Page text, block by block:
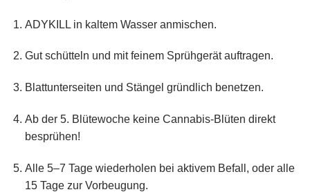
ADYKILL in kaltem Wasseranmischen.
Gut schütteln und mit feinem Sprühgerät auftragen.
Blattunterseiten und Stängel gründlich benetzen.
Ab der 5. Blütewoche keine Cannabis-Blüten direkt
besprühen!
Alle 5–7 Tage wiederholen bei aktivem Befall, oder alle
15 Tage zur Vorbeugung.